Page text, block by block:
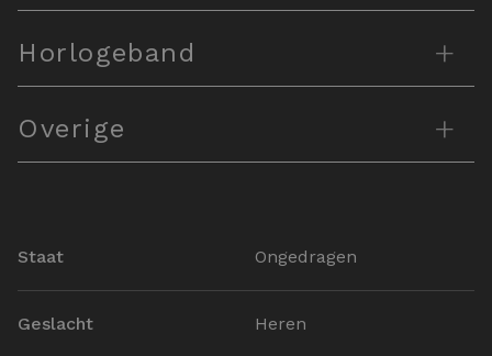
Horlogeband +
Overige +
Staat Ongedragen
Geslacht Heren